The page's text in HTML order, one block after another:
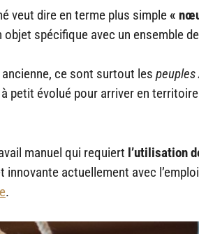
veut dire en terme plus simple«
objet spécifique avec un ensemble
ancienne, ce sont surtout les peuples
petit évolué pour arriver en
manuel qui requiert l’utilisation
innovante actuellement avec
.